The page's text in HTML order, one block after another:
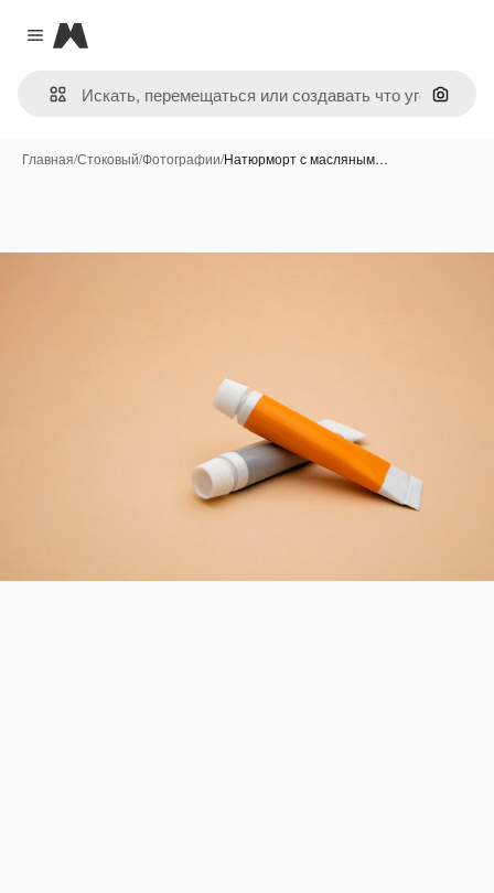
Close menu
Magnific
Поиск
Главная/Стоковый/Фотографии/Натюрморт с масляным…